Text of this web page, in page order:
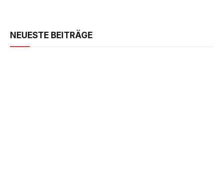
NEUESTE BEITRÄGE